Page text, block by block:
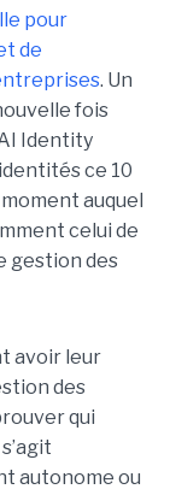
pour
de
. Un
fois
Identity
ce 10
auquel
celui de
gestion des
avoir leur
des
qui
autonome ou